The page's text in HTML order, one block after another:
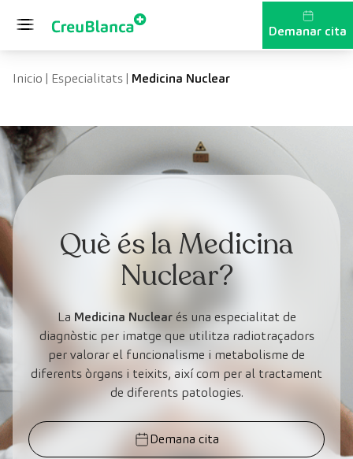
Demanar cita
Inicio | Especialitats| Medicina Nuclear
Què és la Medicina
Nuclear?
La Medicina Nuclearés una especialitat de
diagnòstic per imatge que utilitza radiotraçadors
per valorar el funcionalisme i metabolisme de
diferents òrgans i teixits, així com per al tractament
de diferents patologies.
Demana cita